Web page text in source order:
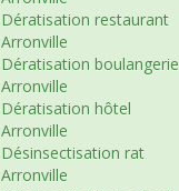
Dératisation restaurant
Arronville
Dératisation boulangerie
Arronville
Dératisation hôtel
Arronville
Désinsectisation rat
Arronville